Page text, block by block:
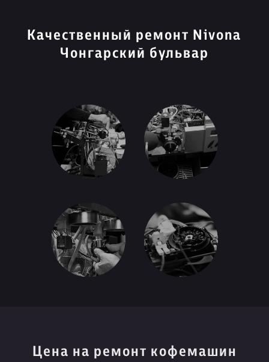
Качественный ремонт Nivona
Чонгарский бульвар
Цена на ремонт кофемашин